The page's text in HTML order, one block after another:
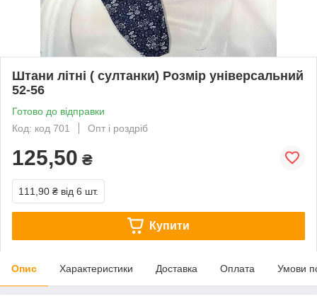
Штани літні ( султанки) Розмір універсальний
52-56
Готово до відправки
Код: код 701
Опт і роздріб
125,50 ₴
111,90 ₴ від 6 шт.
Купити
Опис Характеристики Доставка Оплата Умови